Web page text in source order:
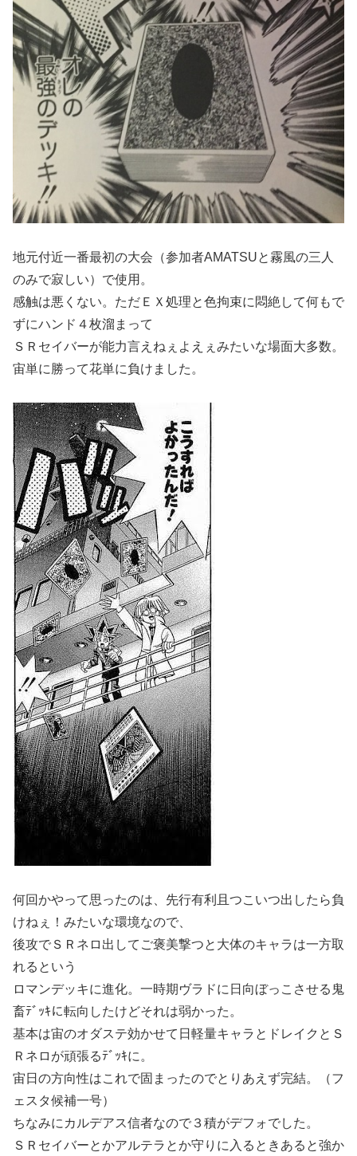
地元付近一番最初の大会（参加者AMATSUと霧風の三人
のみで寂しい）で使用。
感触は悪くない。ただＥＸ処理と色拘束に悶絶して何もで
ずにハンド４枚溜まって
ＳＲセイバーが能力言えねぇよえぇみたいな場面大多数。
宙単に勝って花単に負けました。
何回かやって思ったのは、先行有利且つこいつ出したら負
けねぇ！みたいな環境なので、
後攻でＳＲネロ出してご褒美撃つと大体のキャラは一方取
れるという
ロマンデッキに進化。一時期ヴラドに日向ぼっこさせる鬼
畜ﾃﾞｯｷに転向したけどそれは弱かった。
基本は宙のオダステ効かせて日軽量キャラとドレイクとＳ
Ｒネロが頑張るﾃﾞｯｷに。
宙日の方向性はこれで固まったのでとりあえず完結。（フ
ェスタ候補一号）
ちなみにカルデアス信者なので３積がデフォでした。
ＳＲセイバーとかアルテラとか守りに入るときあると強か